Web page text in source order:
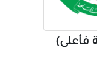
فأعلى)